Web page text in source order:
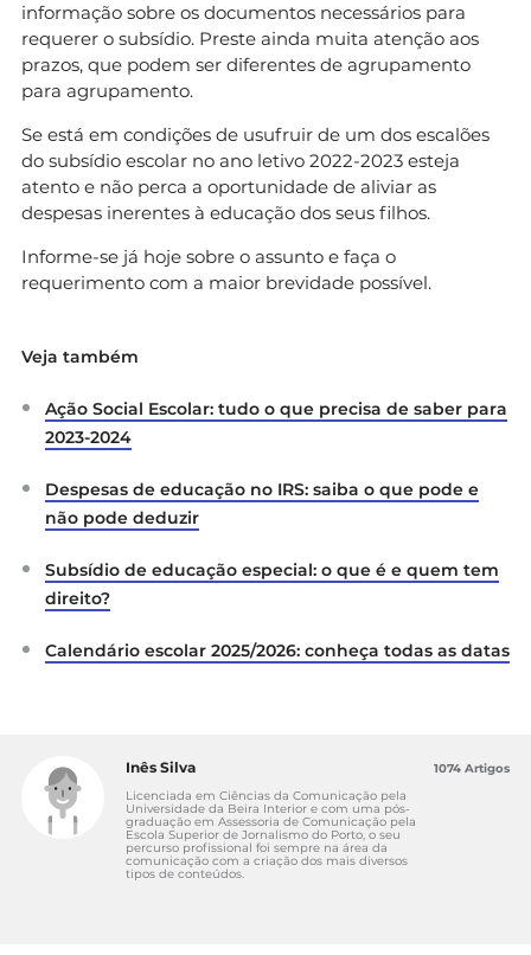
informação sobre os documentos necessários para
requerer o subsídio. Preste ainda muita atenção aos
prazos, que podem ser diferentes de agrupamento
para agrupamento.
Se está em condições de usufruir de um dos escalões
do subsídio escolar no ano letivo 2022-2023 esteja
atento e não perca a oportunidade de aliviar as
despesas inerentes à educação dos seus filhos.
Informe-se já hoje sobre o assunto e faça o
requerimento com a maior brevidade possível.
Veja também
Ação Social Escolar: tudo o que precisa de saber para
2023-2024
Despesas de educação no IRS: saiba o que pode e
não pode deduzir
Subsídio de educação especial: o que é e quem tem
direito?
Calendário escolar 2025/2026: conheça todas as datas
Inês Silva
Licenciada em Ciências da Comunicação pela
Universidade da Beira Interior e com uma pós-
graduação em Assessoria de Comunicação pela
Escola Superior de Jornalismo do Porto, o seu
percurso profissional foi sempre na área da
comunicação com a criação dos mais diversos
tipos de conteúdos.
1074 Artigos